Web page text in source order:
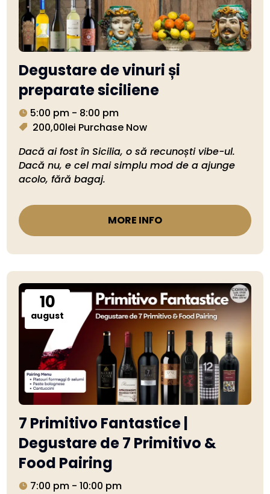
Degustare de vinuri și
preparate siciliene
5:00 pm - 8:00 pm
200,00lei Purchase Now
Dacă ai fost în Sicilia, o să recunoști vibe-ul.
Dacă nu, e cel mai simplu mod de a ajunge
acolo, fără bagaj.
MORE INFO
10
august
7 Primitivo Fantastice |
Degustare de 7 Primitivo &
Food Pairing
7:00 pm - 10:00 pm